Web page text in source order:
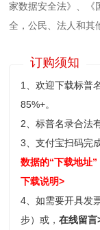
家数据安全法》、《
全，公民、法人和其
订购须知
1、欢迎下载标普
85%+。
2、标普名录合法
3、支付宝扫码完
数据的“下载地址”
下载说明>
4、如需要开具发
步）或，在线留言